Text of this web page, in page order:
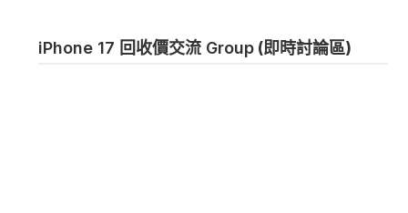
iPhone 17 回收價交流 Group (即時討論區)